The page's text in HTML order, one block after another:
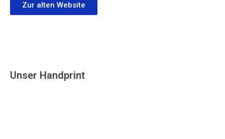
Zur alten Website
Unser Handprint